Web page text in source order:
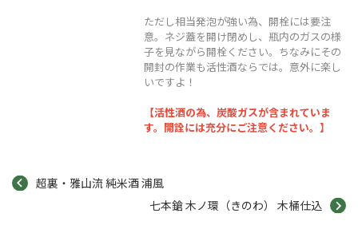
ただし相当発泡が強い為、開栓には要注
意。ネジ蓋を開け閉めし、瓶内のガスの様
子を見ながら開栓ください。ちなみにその
開封の作業も活性酒ならでは。意外に楽し
いですよ！
【活性酒の為、炭酸ガスが含まれていま
す。開詮には充分にご注意ください。】
超裏・雅山流 純米酒 浦風
七本鎗 木ノ環（きのわ） 木桶仕込